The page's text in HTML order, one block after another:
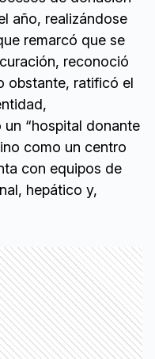
año, realizándose
remarcó que se
reconoció
obstante, ratificó el
“hospital donante
como un centro
con equipos de
hepático y,